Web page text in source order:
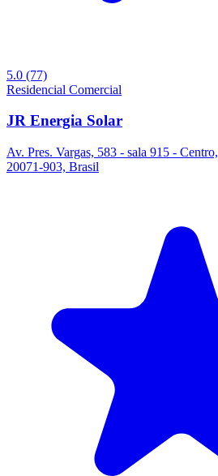
5.0 (77)
Residencial Comercial
JR Energia Solar
Av. Pres. Vargas, 583 - sala 915 -
20071-903, Brasil